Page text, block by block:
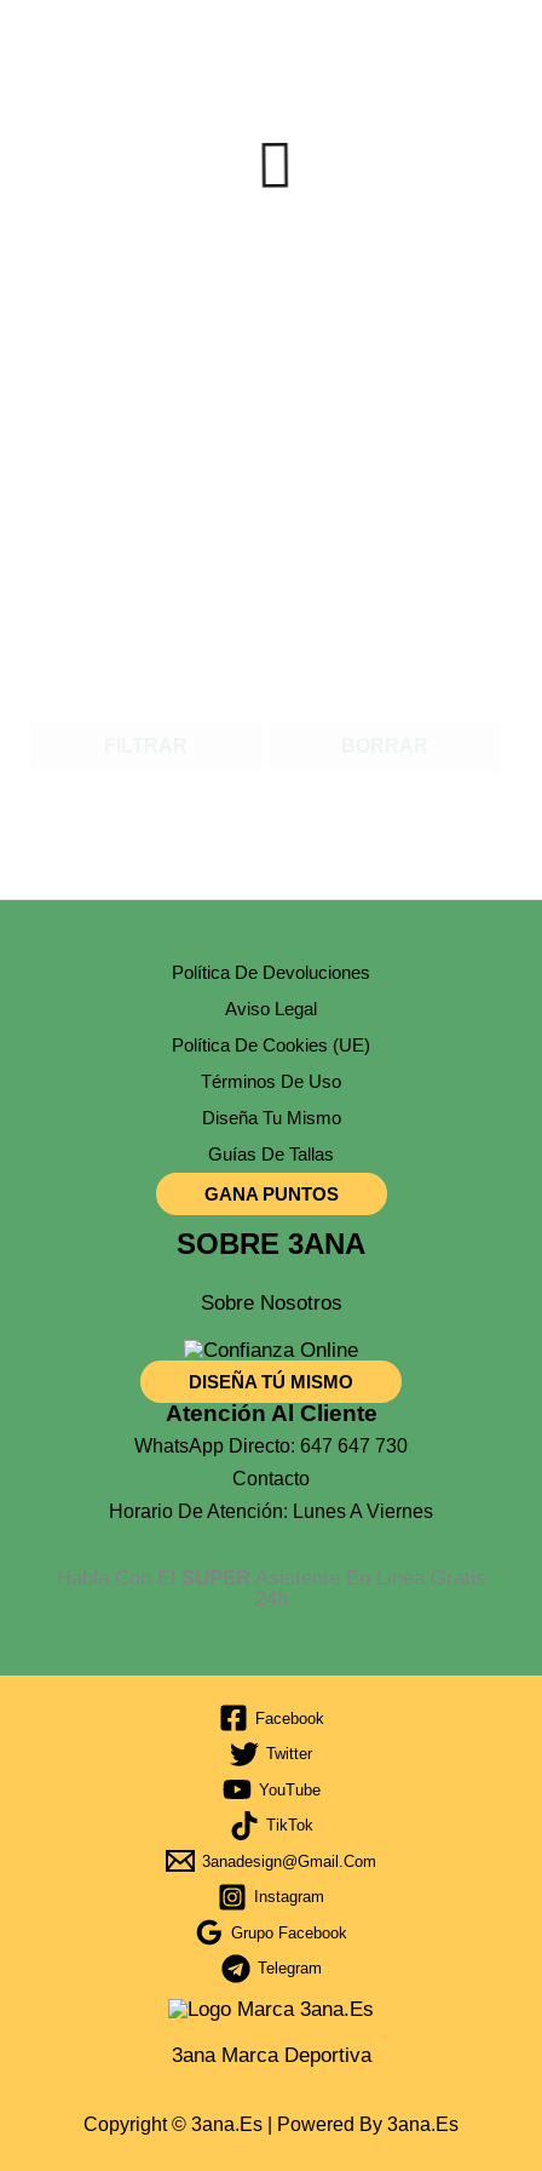
Política De Devoluciones
Aviso Legal
Política De Cookies (UE)
Términos De Uso
Diseña Tu Mismo
Guías De Tallas
GANA PUNTOS
SOBRE 3ANA
Sobre Nosotros
DISEÑA TÚ MISMO
Atención Al Cliente
WhatsApp Directo: 647 647 730
Contacto
Horario De Atención: Lunes A Viernes
Habla Con El SUPERAsistente En Linea Gratis
24h
Facebook
Twitter
YouTube
TikTok
3anadesign@gmail.com
Instagram
Grupo Facebook
Telegram
3ana Marca Deportiva
Copyright © 3ana.es | Powered By 3ana.es